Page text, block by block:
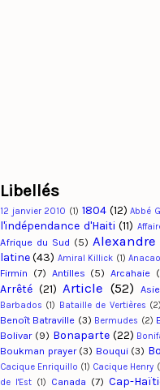
Libellés
12 janvier 2010 (1) 1804 (12) Abbé
l'indépendance d'Haiti (11)
Afrique du Sud (5) Alexandre
latine (43) Amiral Killick (1)
Firmin (7) Antilles (5) Arcahaie
Arrêté (21) Article (52) Asie
Barbados (1) Bataille de Vertières (2)
Benoît Batraville (3) Bermudes (2)
Bolivar (9) Bonaparte (22)
Boukman prayer (3) Bouqui (3)
Cacique Enriquillo (1) Cacique Henry
de l'Est (1) Canada (7) Cap-